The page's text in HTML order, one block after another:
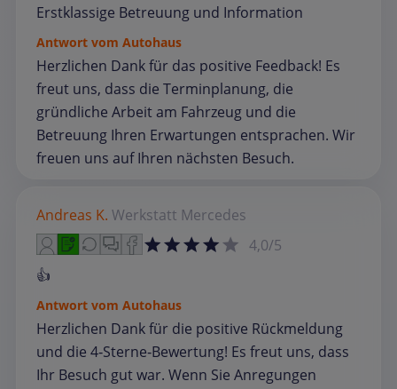
Erstklassige Betreuung und Information
Antwort vom Autohaus
Herzlichen Dank für das positive Feedback! Es
freut uns, dass die Terminplanung, die
gründliche Arbeit am Fahrzeug und die
Betreuung Ihren Erwartungen entsprachen. Wir
freuen uns auf Ihren nächsten Besuch.
Andreas K. Werkstatt Mercedes
4,0/5
👍
Antwort vom Autohaus
Herzlichen Dank für die positive Rückmeldung
und die 4‑Sterne‑Bewertung! Es freut uns, dass
Ihr Besuch gut war. Wenn Sie Anregungen